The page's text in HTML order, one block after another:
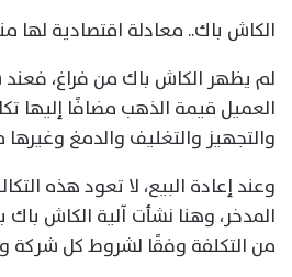
الكاش باك.. معادلة اقتصادية لها
لم يظهر الكاش باك من فراغ، فعند
العميل قيمة الذهب مضافًا إليها
والتجهيز والتغليف والدمغ وغيرها
وعند إعادة البيع، لا تعود هذه
المدخر، وهنا نشأت آلية الكاش باك
من التكلفة وفقًا لشروط كل شركة